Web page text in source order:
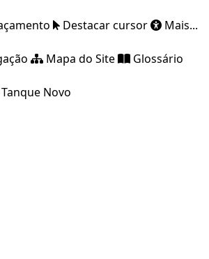
Destacar cursor
Mais...
Mapa do Site Glossário
Novo